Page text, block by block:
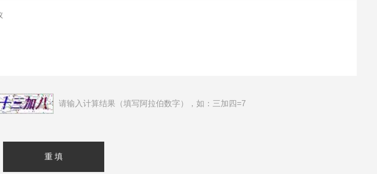
请输入计算结果（填写阿拉伯数字），如：三加四=7